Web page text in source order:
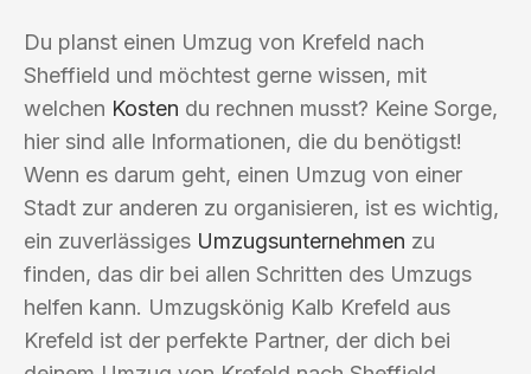
Du planst einen Umzug von Krefeld nach
Sheffield und möchtest gerne wissen, mit
welchen Kosten du rechnen musst? Keine Sorge,
hier sind alle Informationen, die du benötigst!
Wenn es darum geht, einen Umzug von einer
Stadt zur anderen zu organisieren, ist es wichtig,
ein zuverlässiges Umzugsunternehmen zu
finden, das dir bei allen Schritten des Umzugs
helfen kann. Umzugskönig Kalb Krefeld aus
Krefeld ist der perfekte Partner, der dich bei